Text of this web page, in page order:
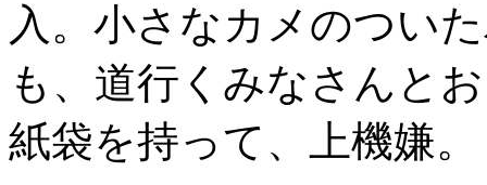
入。小さなカメのつい
も、道行くみなさんと
紙袋を持って、上機嫌。